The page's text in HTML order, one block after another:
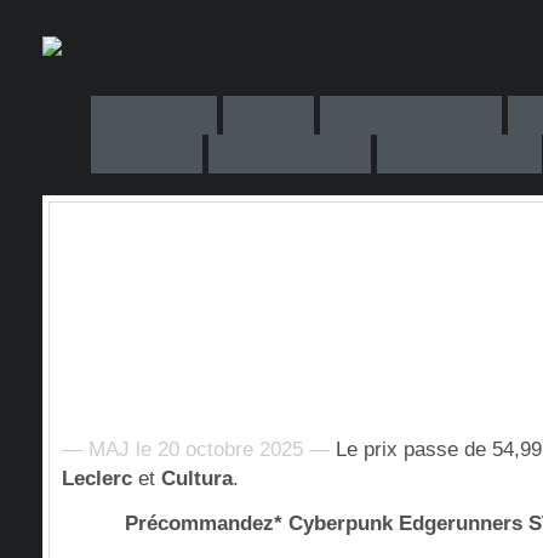
— MAJ le 20 octobre 2025 — Le prix passe de
Leclerc et Cultura.
Précommandez* Cyberpunk Edgerunners